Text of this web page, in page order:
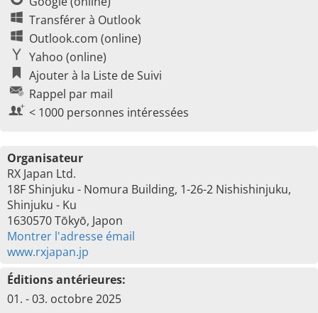
Transférer à Outlook
Outlook.com (online)
Yahoo (online)
Ajouter à la Liste de Suivi
Rappel par mail
< 1000 personnes intéressées
Organisateur
RX Japan Ltd.
18F Shinjuku - Nomura Building, 1-26-2 Nishishinjuku,
Shinjuku - Ku
1630570 Tōkyō, Japon
Montrer l'adresse émail
www.rxjapan.jp
Éditions antérieures:
01. - 03. octobre 2025